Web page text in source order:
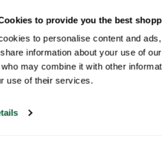
to provide you the best
to personalise content and
information about your use of
may combine it with other
use of their services.